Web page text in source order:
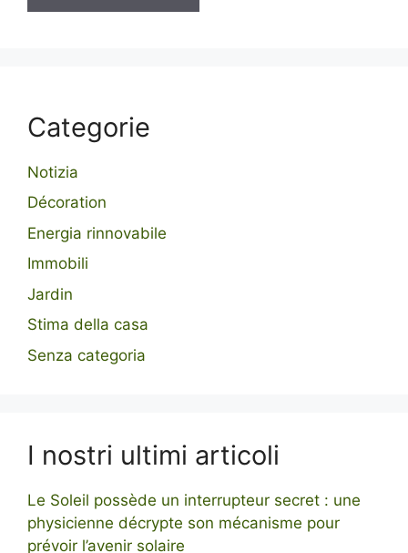
Categorie
Notizia
Décoration
Energia rinnovabile
Immobili
Jardin
Stima della casa
Senza categoria
I nostri ultimi articoli
Le Soleil possède un interrupteur secret : une
physicienne décrypte son mécanisme pour
prévoir l’avenir solaire